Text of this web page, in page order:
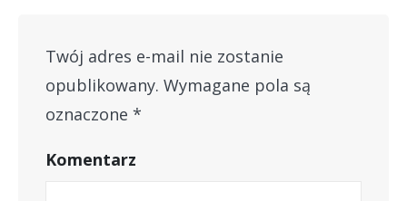
Twój adres e-mail nie zostanie
opublikowany. Wymagane pola są
oznaczone *
Komentarz